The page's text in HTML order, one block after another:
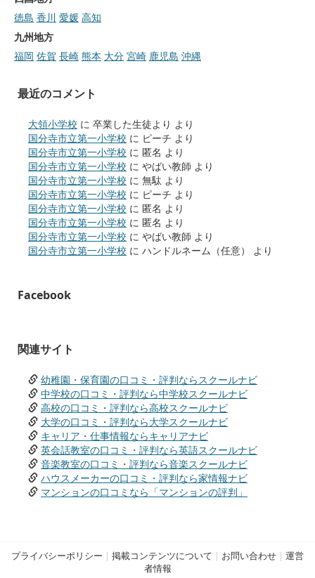
徳島 香川 愛媛 高知
九州地方
福岡 佐賀 長崎 熊本 大分 宮崎 鹿児島 沖縄
最近のコメント
大領小学校 に 卒業した生徒より より
国分寺市立第一小学校 に ピーチ より
国分寺市立第一小学校 に 匿名 より
国分寺市立第一小学校 に やばい教師 より
国分寺市立第一小学校 に 無駄 より
国分寺市立第一小学校 に ピーチ より
国分寺市立第一小学校 に 匿名 より
国分寺市立第一小学校 に 匿名 より
国分寺市立第一小学校 に やばい教師 より
国分寺市立第一小学校 に ハンドルネーム（任意） より
Facebook
関連サイト
幼稚園・保育園の口コミ・評判ならスクールナビ
中学校の口コミ・評判なら中学校スクールナビ
高校の口コミ・評判なら高校スクールナビ
大学の口コミ・評判なら大学スクールナビ
キャリア・仕事情報ならキャリアナビ
英会話教室の口コミ・評判なら英語スクールナビ
音楽教室の口コミ・評判なら音楽スクールナビ
ハウスメーカーの口コミ・評判なら家情報ナビ
マンションの口コミなら「マンションの評判」
プライバシーポリシー | 掲載コンテンツについて | お問い合わせ | 運営
者情報